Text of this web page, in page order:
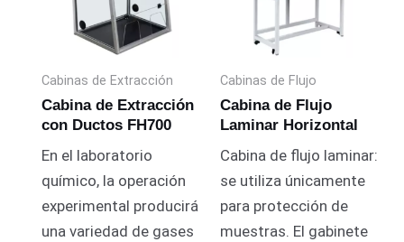
Cabinas de Extracción
Cabina de Extracción
con Ductos FH700
En el laboratorio
químico, la operación
experimental producirá
una variedad de gases
Cabinas de Flujo
Cabina de Flujo
Laminar Horizontal
Cabina de flujo laminar:
se utiliza únicamente
para protección de
muestras. El gabinete